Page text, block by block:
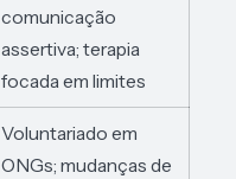
comunicação
assertiva; terapia
focada em limites
Voluntariado em
ONGs; mudanças de